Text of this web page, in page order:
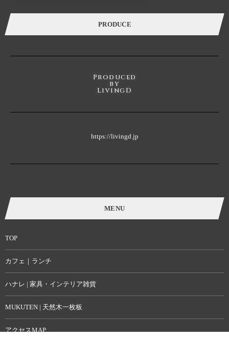
PRODUCE
Produced
by
LivingD
https://livingd.jp
MENU
TOP
カフェ｜ランチ
ハナレ | 家具・インテリア雑貨
MUKUTEN | 天然木一枚板
アクセスMAP